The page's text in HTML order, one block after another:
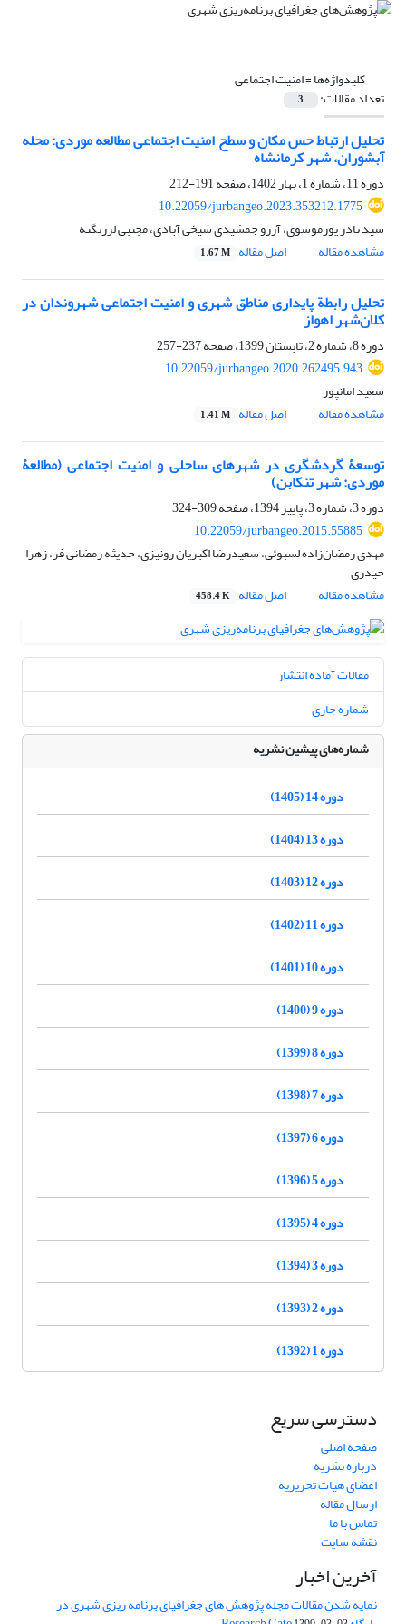
کلیدواژه‌ها =امنیت اجتماعی
تعداد مقالات: 3
تحلیل ارتباط حس مکان و سطح امنیت اجتماعی مطالعه موردی: محله
آبشوران، شهر کرمانشاه
دوره 11، شماره 1، بهار 1402، صفحه
191-212
10.22059/jurbangeo.2023.353212.1775
سید نادر پورموسوی، آرزو جمشیدی شیخی آبادی، مجتبی لرزنگنه
مشاهده مقاله
اصل مقاله 1.67 M
تحلیل رابطة پایداری مناطق شهری و امنیت اجتماعی شهروندان در
کلان‌شهر اهواز
دوره 8، شماره 2، تابستان 1399، صفحه
237-257
10.22059/jurbangeo.2020.262495.943
سعید امانپور
مشاهده مقاله
اصل مقاله 1.41 M
توسعۀ گردشگری در شهرهای ساحلی و امنیت اجتماعی (مطالعۀ
موردی: شهر تنکابن)
دوره 3، شماره 3، پاییز 1394، صفحه
309-324
10.22059/jurbangeo.2015.55885
مهدی رمضان‌زاده لسبوئی، سعیدرضا اکبریان رونیزی، حدیثه رمضانی فر، زهرا
حیدری
مشاهده مقاله
اصل مقاله 458.4 K
مقالات آماده انتشار
شماره جاری
شماره‌های پیشین نشریه
دوره 14 (1405)
دوره 13 (1404)
دوره 12 (1403)
دوره 11 (1402)
دوره 10 (1401)
دوره 9 (1400)
دوره 8 (1399)
دوره 7 (1398)
دوره 6 (1397)
دوره 5 (1396)
دوره 4 (1395)
دوره 3 (1394)
دوره 2 (1393)
دوره 1 (1392)
دسترسی سریع
صفحه اصلی
درباره نشریه
اعضای هیات تحریریه
ارسال مقاله
تماس با ما
نقشه سایت
آخرین اخبار
نمایه شدن مقالات مجله پژوهش های جغرافیای برنامه ریزی شهری در